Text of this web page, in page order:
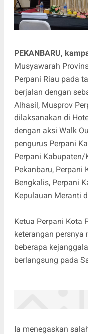
PEKANBARU,
Musyawarah
Perpani Riau pada
berjalan dengan
Alhasil, Musprov
dilaksanakan di
dengan aksi Walk
pengurus Perpani
Perpani Kabupaten/
Pekanbaru, Perpani
Bengkalis, Perpani
Kepulauan Meranti
Ketua Perpani Kota
keterangan persnya
beberapa
berlangsung pada
Ia menegaskan